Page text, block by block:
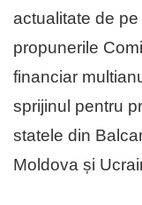
actualitate de
propunerile
financiar
sprijinul pentru
statele din
Moldova și